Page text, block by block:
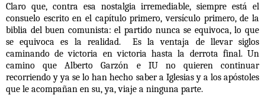
Claro que, contra esa nostalgia irremediable, siempre está el
consuelo escrito en el capítulo primero, versículo primero, de la
biblia del buen comunista: el partido nunca se equivoca, lo que
se equivoca es la realidad. Es la ventaja de llevar siglos
caminando de victoria en victoria hasta la derrota final. Un
camino que Alberto Garzón e IU no quieren continuar
recorriendo y ya se lo han hecho saber a Iglesias y a los apóstoles
que le acompañan en su, ya, viaje a ninguna parte.